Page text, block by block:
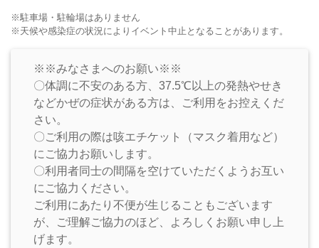
※駐車場・駐輪場はありません
※天候や感染症の状況によりイベント中止となることがあります。
※※みなさまへのお願い※※
〇体調に不安のある方、37.5℃以上の発熱やせき
などかぜの症状がある方は、ご利用をお控えくだ
さい。
〇ご利用の際は咳エチケット（マスク着用など）
にご協力お願いします。
〇利用者同士の間隔を空けていただくようお互い
にご協力ください。
ご利用にあたり不便が生じることもございます
が、ご理解ご協力のほど、よろしくお願い申し上
げます。